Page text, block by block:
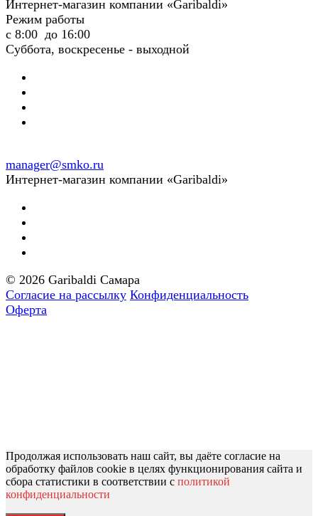
Интернет-магазин компании «Garibaldi»
Режим работы
с 8:00 до 16:00
Суббота, воскресенье - выходной
manager@smko.ru
Интернет-магазин компании «Garibaldi»
© 2026 Garibaldi Самара
Согласие на рассылку Конфиденциальность
Оферта
Продолжая использовать наш сайт, вы даёте согласие на
обработку файлов cookie в целях функционирования сайта и
сбора статистики в соответствии с политикой
конфиденциальности